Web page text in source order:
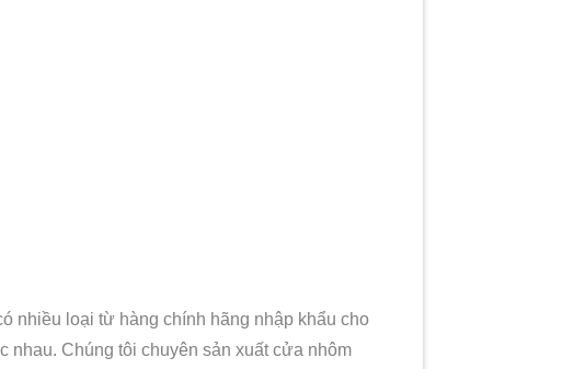
nhiều loại từ hàng chính hãng nhập khẩu cho
Chúng tôi chuyên sản xuất cửa nhôm